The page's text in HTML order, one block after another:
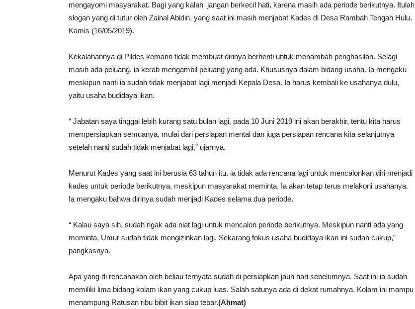
mengayomi masyarakat. Bagi yang kalah jangan berkecil hati, karena masih ada periode berikutnya. Itulah
slogan yang di tutur oleh Zainal Abidin, yang saat ini masih menjabat Kades di Desa Rambah Tengah Hulu,
Kamis (16/05/2019).
Kekalahannya di Pildes kemarin tidak membuat dirinya berhenti untuk menambah penghasilan. Selagi
masih ada peluang, ia kerab mengambil peluang yang ada. Khususnya dalam bidang usaha. Ia mengaku
meskipun nanti ia sudah tidak menjabat lagi menjadi Kepala Desa. Ia harus kembali ke usahanya dulu,
yaitu usaha budidaya ikan.
“ Jabatan saya tinggal lebih kurang satu bulan lagi, pada 10 Juni 2019 ini akan berakhir, tentu kita harus
mempersiapkan semuanya, mulai dari persiapan mental dan juga persiapan rencana kita selanjutnya
setelah nanti sudah tidak menjabat lagi,” ujarnya.
Menurut Kades yang saat ini berusia 63 tahun itu. ia tidak ada rencana lagi untuk mencalonkan diri menjadi
kades untuk periode berikutnya, meskipun masyarakat meminta. Ia akan tetap terus melakoni usahanya.
Ia mengaku bahwa dirinya sudah menjadi Kades selama dua periode.
“ Kalau saya sih, sudah ngak ada niat lagi untuk mencalon periode berikutnya. Meskipun nanti ada yang
meminta, Umur sudah tidak mengizinkan lagi. Sekarang fokus usaha budidaya ikan ini sudah cukup,”
pangkasnya.
Apa yang di rencanakan oleh beliau ternyata sudah di persiapkan jauh hari sebelumnya. Saat ini ia sudah
memiliki lima bidang kolam ikan yang cukup luas. Salah satunya ada di dekat rumahnya. Kolam ini mampu
menampung Ratusan ribu bibit ikan siap tebar.(Ahmat)